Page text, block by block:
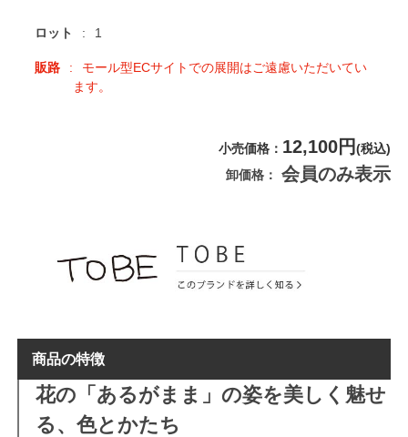
ロット 1
販路
モール型ECサイトでの展開はご遠慮いただいてい
ます。
小売価格 12,100円(税込)
卸価格
会員のみ表示
商品の特徴
花の「あるがまま」の姿を美しく魅せ
る、色とかたち